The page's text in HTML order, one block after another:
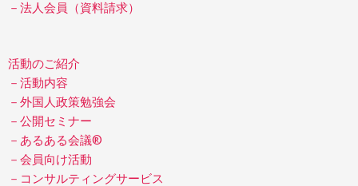
－法人会員（資料請求）
活動のご紹介
－活動内容
－外国人政策勉強会
－公開セミナー
－あるある会議®
－会員向け活動
－コンサルティングサービス